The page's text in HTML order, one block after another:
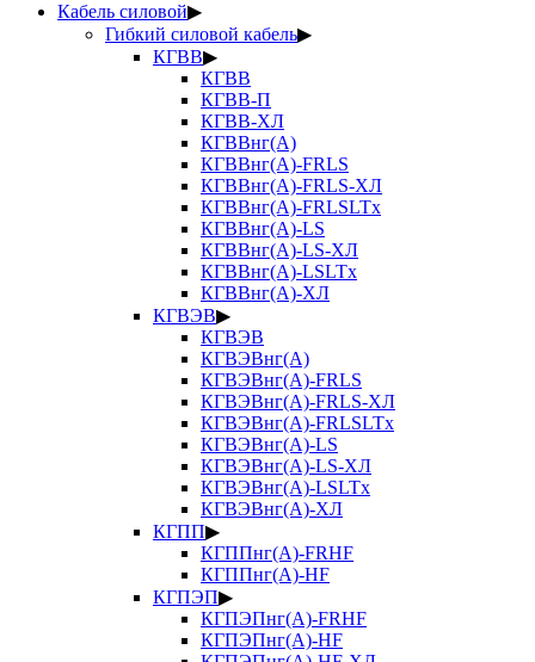
Кабель силовой▶
Гибкий силовой кабель▶
КГВВ▶
КГВВ
КГВВ-П
КГВВ-ХЛ
КГВВнг(А)
КГВВнг(А)-FRLS
КГВВнг(А)-FRLS-ХЛ
КГВВнг(А)-FRLSLTx
КГВВнг(А)-LS
КГВВнг(А)-LS-ХЛ
КГВВнг(А)-LSLTx
КГВВнг(А)-ХЛ
КГВЭВ▶
КГВЭВ
КГВЭВнг(А)
КГВЭВнг(А)-FRLS
КГВЭВнг(А)-FRLS-ХЛ
КГВЭВнг(А)-FRLSLTx
КГВЭВнг(А)-LS
КГВЭВнг(А)-LS-ХЛ
КГВЭВнг(А)-LSLTx
КГВЭВнг(А)-ХЛ
КГПП▶
КГППнг(А)-FRHF
КГППнг(А)-HF
КГПЭП▶
КГПЭПнг(А)-FRHF
КГПЭПнг(А)-HF